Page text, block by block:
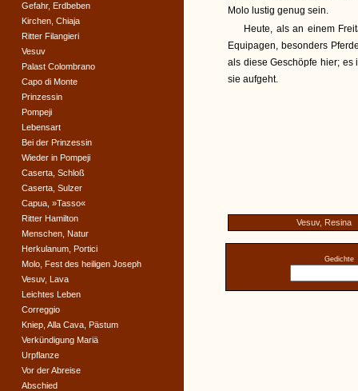
Molo lustig genug sein.
Heute, als an einem
Equipagen, besonders
als diese Geschöpfe hier; es
sie aufgeht.
Vesuv, Resina
Gedichte
Gefahr, Erdbeben
Kirchen, Chiaja
Ritter Filangieri
Vesuv
Palast Colombrano
Capo di Monte
Prinzessin
Pompeji
Lebensart
Bei der Prinzessin
Wieder in Pompeji
Caserta, Schloß
Caserta, Sulzer
Capua, »Tasso«
Ritter Hamilton
Menschen, Natur
Herkulanum, Portici
Molo, Fest des heiligen Joseph
Vesuv, Lava
Leichtes Leben
Correggio
Kniep, Alla Cava, Pästum
Verkündigung Mariä
Urpflanze
Vor der Abreise
Abschied